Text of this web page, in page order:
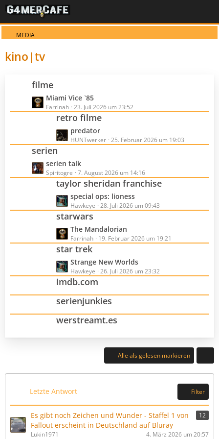
MEDIA
kino|tv
filme
L
e
e
B
e
i
Miami Vice `85
Farrinah 23. Juli 2026 um 23:52
retro filme
L
e
t
z
t
e
B
e
i
t
r
ä
g
predator
HUNTwerker 25. Februar 2026 um 19:03
serien
L
e
e
i
serien talk
Spiritogre 7. August 2026 um 14:16
taylor sheridan franchise
L
e
t
z
e
B
e
i
t
r
ä
g
e
special ops: lioness
Hawkeye 28. Juli 2026 um 09:43
starwars
L
e
t
z
t
e
B
e
i
t
ä
The Mandalorian
Farrinah 19. Februar 2026 um 19:21
star trek
L
e
t
t
B
i
e
Strange New Worlds
Hawkeye 26. Juli 2026 um 23:32
imdb.com
serienjunkies
werstreamt.es
Alle als gelesen markieren
Letzte Antwort Filter
Es gibt noch Zeichen und Wunder - Staffel 1 von
Fallout erscheint in Deutschland auf Bluray
12
Lukin1971 4. März 2026 um 20:57